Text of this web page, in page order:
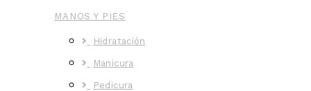
MANOS Y PIES
Hidratación
Manicura
Pedicura